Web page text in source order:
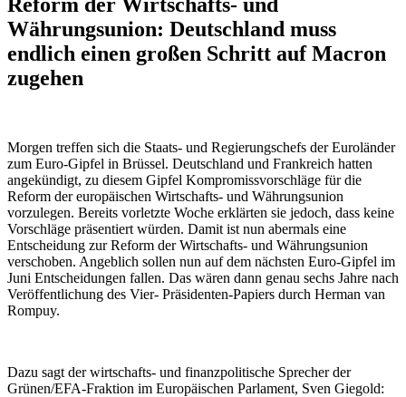
Währungsunion: Deutschland muss
endlich einen großen Schritt auf Macron
zugehen
Morgen treffen sich die Staats- und Regierungschefs der Euroländer
zum Euro-Gipfel in Brüssel. Deutschland und Frankreich hatten
angekündigt, zu diesem Gipfel Kompromissvorschläge für die
Reform der europäischen Wirtschafts- und Währungsunion
vorzulegen. Bereits vorletzte Woche erklärten sie jedoch, dass keine
Vorschläge präsentiert würden. Damit ist nun abermals eine
Entscheidung zur Reform der Wirtschafts- und Währungsunion
verschoben. Angeblich sollen nun auf dem nächsten Euro-Gipfel im
Juni Entscheidungen fallen. Das wären dann genau sechs Jahre nach
Veröffentlichung des Vier- Präsidenten-Papiers durch Herman van
Rompuy.
Dazu sagt der wirtschafts- und finanzpolitische Sprecher der
Grünen/EFA-Fraktion im Europäischen Parlament, Sven Giegold: